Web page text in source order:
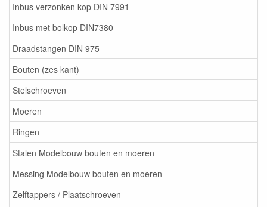
Inbus verzonken kop DIN 7991
Inbus met bolkop DIN7380
Draadstangen DIN 975
Bouten (zes kant)
Stelschroeven
Moeren
Ringen
Stalen Modelbouw bouten en moeren
Messing Modelbouw bouten en moeren
Zelftappers / Plaatschroeven